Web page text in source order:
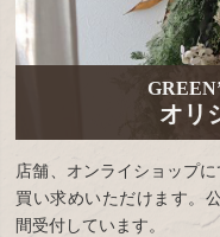
オリ
店舗、オンライショップ
買い求めいただけます。
間受付しています。